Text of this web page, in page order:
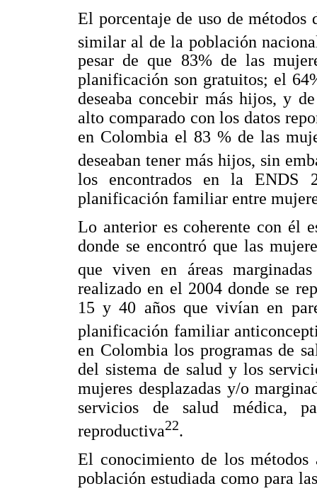
El porcentaje de uso de
similar al de la población
pesar de que 83% de las
planificación son gratuitos; el
deseaba concebir más hijos, y
alto comparado con los datos
en Colombia el 83 % de las
deseaban tener más hijos, sin
los encontrados en la ENDS
planificación familiar entre
Lo anterior es coherente con él
donde se encontró que las
que viven en áreas
realizado en el 2004 donde se
15 y 40 años que vivían en
planificación familiar
en Colombia los programas de
del sistema de salud y los
mujeres desplazadas y/o
servicios de salud médica,
reproductiva22.
El conocimiento de los métodos
población estudiada como para